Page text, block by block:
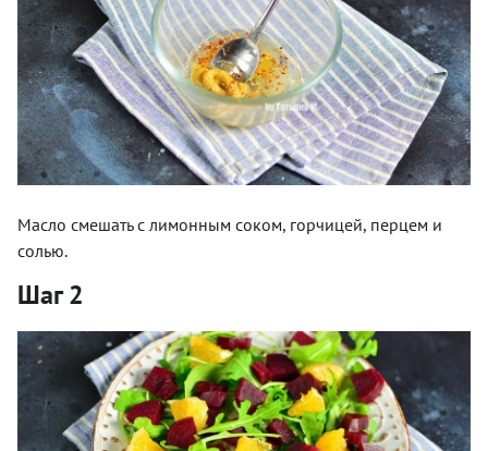
Масло смешать с лимонным соком, горчицей, перцем и
солью.
Шаг 2